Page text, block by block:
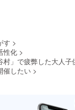
す >
性化 >
村」で疲弊した大人子
催したい >